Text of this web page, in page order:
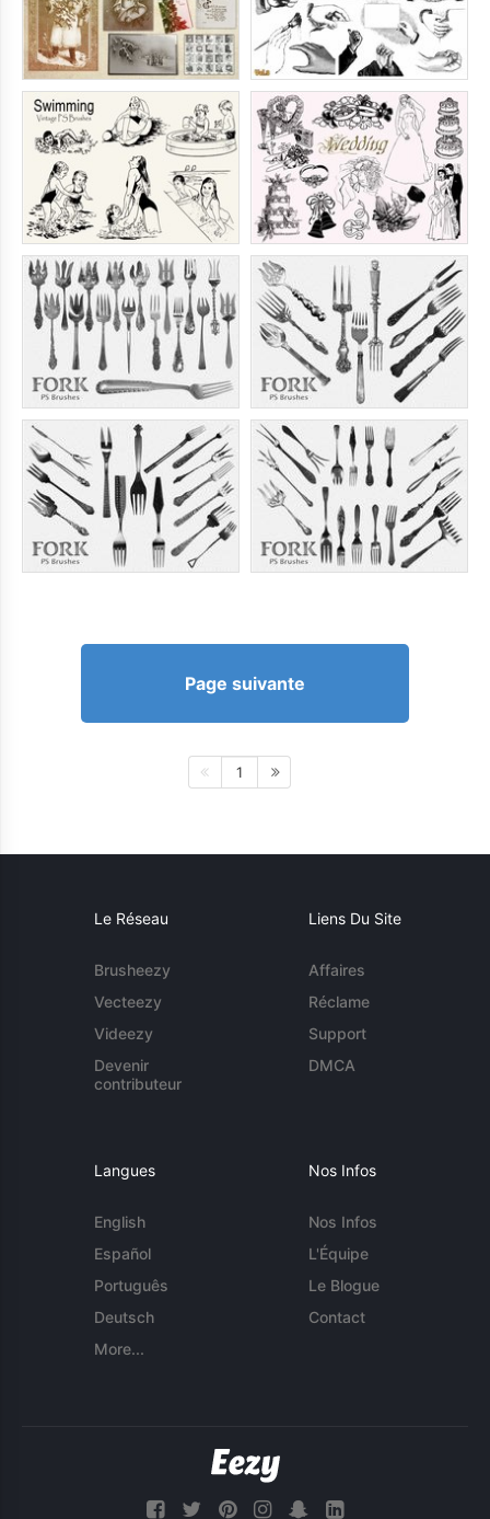
Page suivante
1
Le Réseau
Brusheezy
Vecteezy
Videezy
Devenir
contributeur
Liens Du Site
Affaires
Réclame
Support
DMCA
Langues
English
Español
Português
Deutsch
More...
Nos Infos
Nos Infos
L'Équipe
Le Blogue
Contact